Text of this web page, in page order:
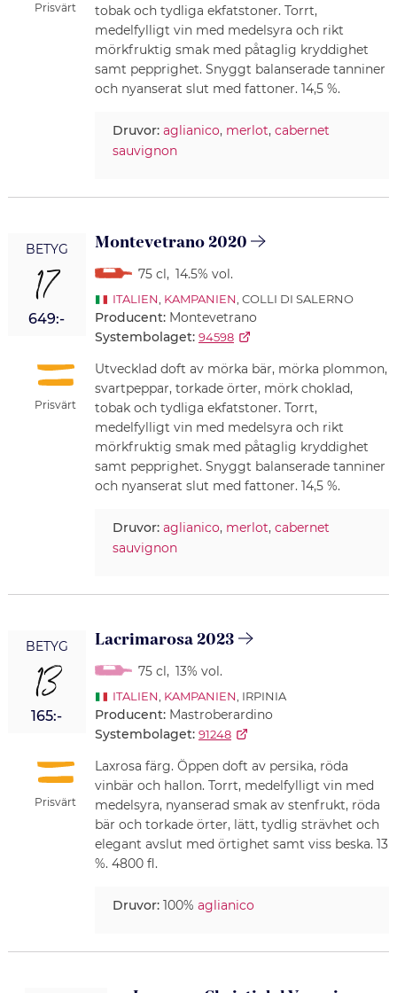
Prisvärt
tobak och tydliga ekfatstoner. Torrt,
medelfylligt vin med medelsyra och rikt
mörkfruktig smak med påtaglig kryddighet
samt pepprighet. Snyggt balanserade tanniner
och nyanserat slut med fattoner. 14,5 %.
Druvor: aglianico, merlot, cabernet
sauvignon
BETYG
17
649:-
Prisvärt
Montevetrano 2020
75 cl, 14.5% vol.
ITALIEN KAMPANIEN , COLLI DI SALERNO
Producent: Montevetrano
Systembolaget: 94598
Utvecklad doft av mörka bär, mörka plommon,
svartpeppar, torkade örter, mörk choklad,
tobak och tydliga ekfatstoner. Torrt,
medelfylligt vin med medelsyra och rikt
mörkfruktig smak med påtaglig kryddighet
samt pepprighet. Snyggt balanserade tanniner
och nyanserat slut med fattoner. 14,5 %.
Druvor: aglianico, merlot, cabernet
sauvignon
BETYG
13
165:-
Prisvärt
Lacrimarosa 2023
75 cl, 13% vol.
ITALIEN KAMPANIEN , IRPINIA
Producent: Mastroberardino
Systembolaget: 91248
Laxrosa färg. Öppen doft av persika, röda
vinbär och hallon. Torrt, medelfylligt vin med
medelsyra, nyanserad smak av stenfrukt, röda
bär och torkade örter, lätt, tydlig strävhet och
elegant avslut med örtighet samt viss beska. 13
%. 4800 fl.
Druvor:100% aglianico